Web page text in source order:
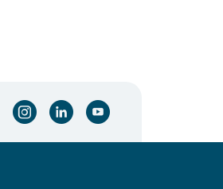
instagram-cirkel linkedin-cirkel youtube-cirkel